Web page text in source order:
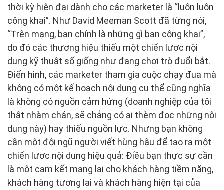
thời kỳ hiện đại dành cho các marketer là “luôn luôn
công khai”. Như David Meeman Scott đã từng nói,
“Trên mạng, bạn chính là những gì bạn công khai”,
do đó các thương hiệu thiếu một chiến lược nội
dung kỹ thuật số giống như đang chơi trò đuổi bắt.
Điển hình, các marketer tham gia cuộc chạy đua mà
không có một kế hoạch nội dung cụ thể cũng nghĩa
là không có nguồn cảm hứng (doanh nghiệp của tôi
thật nhàm chán, sẽ chẳng có ai thèm đọc những nội
dung này) hay thiếu nguồn lực. Nhưng bạn không
cần một đội ngũ người viết hùng hậu để tạo ra một
chiến lược nội dung hiệu quả: Điều bạn thực sự cần
là một cam kết mang lại cho khách hàng tiềm năng,
khách hàng tương lai và khách hàng hiện tại của